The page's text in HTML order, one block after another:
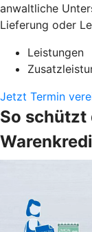
anwaltliche
Lieferung oder
Leistungen
Jetzt Termin
So schützt